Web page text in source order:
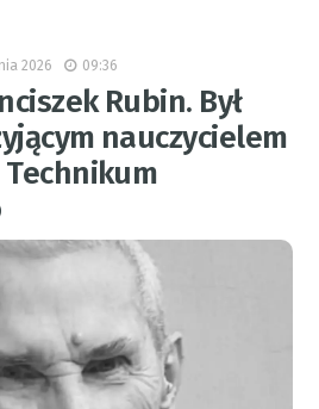
2026 09:36
Rubin. Był
nauczycielem